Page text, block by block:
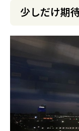
少しだけ期